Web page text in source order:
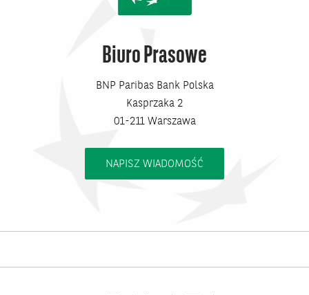
Biuro Prasowe
BNP Paribas Bank Polska
Kasprzaka 2
01-211 Warszawa
NAPISZ WIADOMOŚĆ